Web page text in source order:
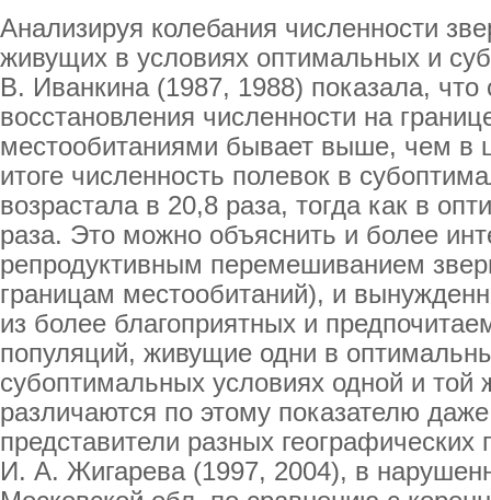
Анализируя колебания численности
живущих в условиях оптимальных и
В. Иванкина (1987, 1988) показала, что
восстановления численности на
местообитаниями бывает выше, чем в
итоге численность полевок в
возрастала в 20,8 раза, тогда как в
раза. Это можно объяснить и более
репродуктивным перемешиванием
границам местообитаний), и
из более благоприятных и
популяций, живущие одни в
субоптимальных условиях одной и той
различаются по этому показателю
представители разных
И. А. Жигарева (1997, 2004), в